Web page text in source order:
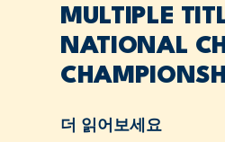
MULTIPLE
NATIONAL
더 읽어보세요